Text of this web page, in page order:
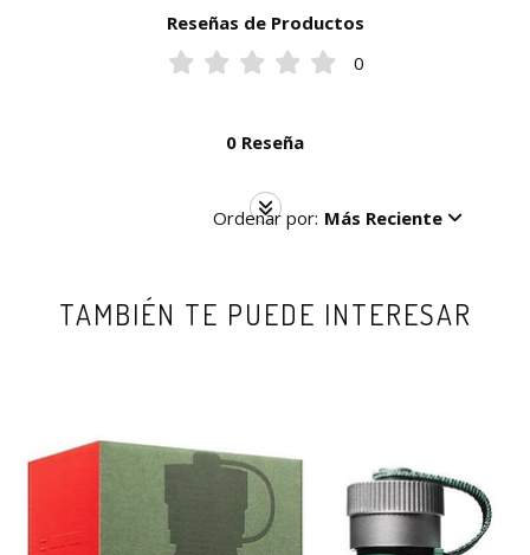
Reseñas de Productos
0
0 Reseña
Ordenar por: Más Reciente
TAMBIÉN TE PUEDE INTERESAR